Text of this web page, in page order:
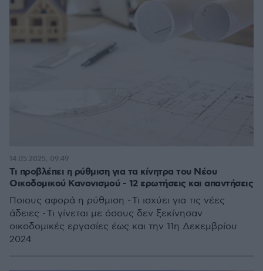
Τι προβλέπει η ρύθμιση για τα κίνητρα του Νέου
Οικοδομικού Κανονισμού - 12 ερωτήσεις και απαντήσεις
Ποιους αφορά η ρύθμιση - Τι ισχύει για τις νέες
άδειες - Τι γίνεται με όσους δεν ξεκίνησαν
οικοδομικές εργασίες έως και την 11η Δεκεμβρίου
2024
14.05.2025, 09:49